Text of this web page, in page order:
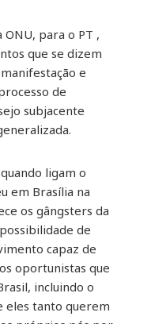
para o PT ,
que se dizem
e
de
subjacente
ligam o
em Brasília na
os gângsters da
de
capaz de
oportunistas que
incluindo o
tanto querem